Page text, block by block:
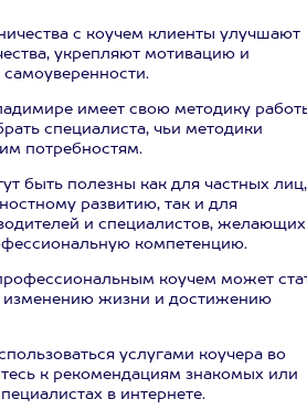
с коучем клиенты улучшают
укрепляют мотивацию и
имеет свою методику
специалиста, чьи методики
потребностям.
быть полезны как для частных лиц,
развитию, так и для
и специалистов, желающих
компетенцию.
коучем может
жизни и достижению
услугами коучера во
к рекомендациям знакомых или
в интернете.